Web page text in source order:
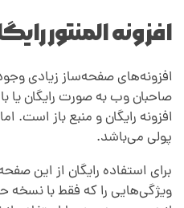
ف
ح
ه‌
س
افزونه المنتور
افزونه‌های صفحه‌ساز زیادی
صاحبان وب به صورت رایگان یا
افزونه رایگان و منبع باز است.
پولی می‌باشد.
برای استفاده رایگان از این
ویژگی‌هایی را که فقط با نسخه